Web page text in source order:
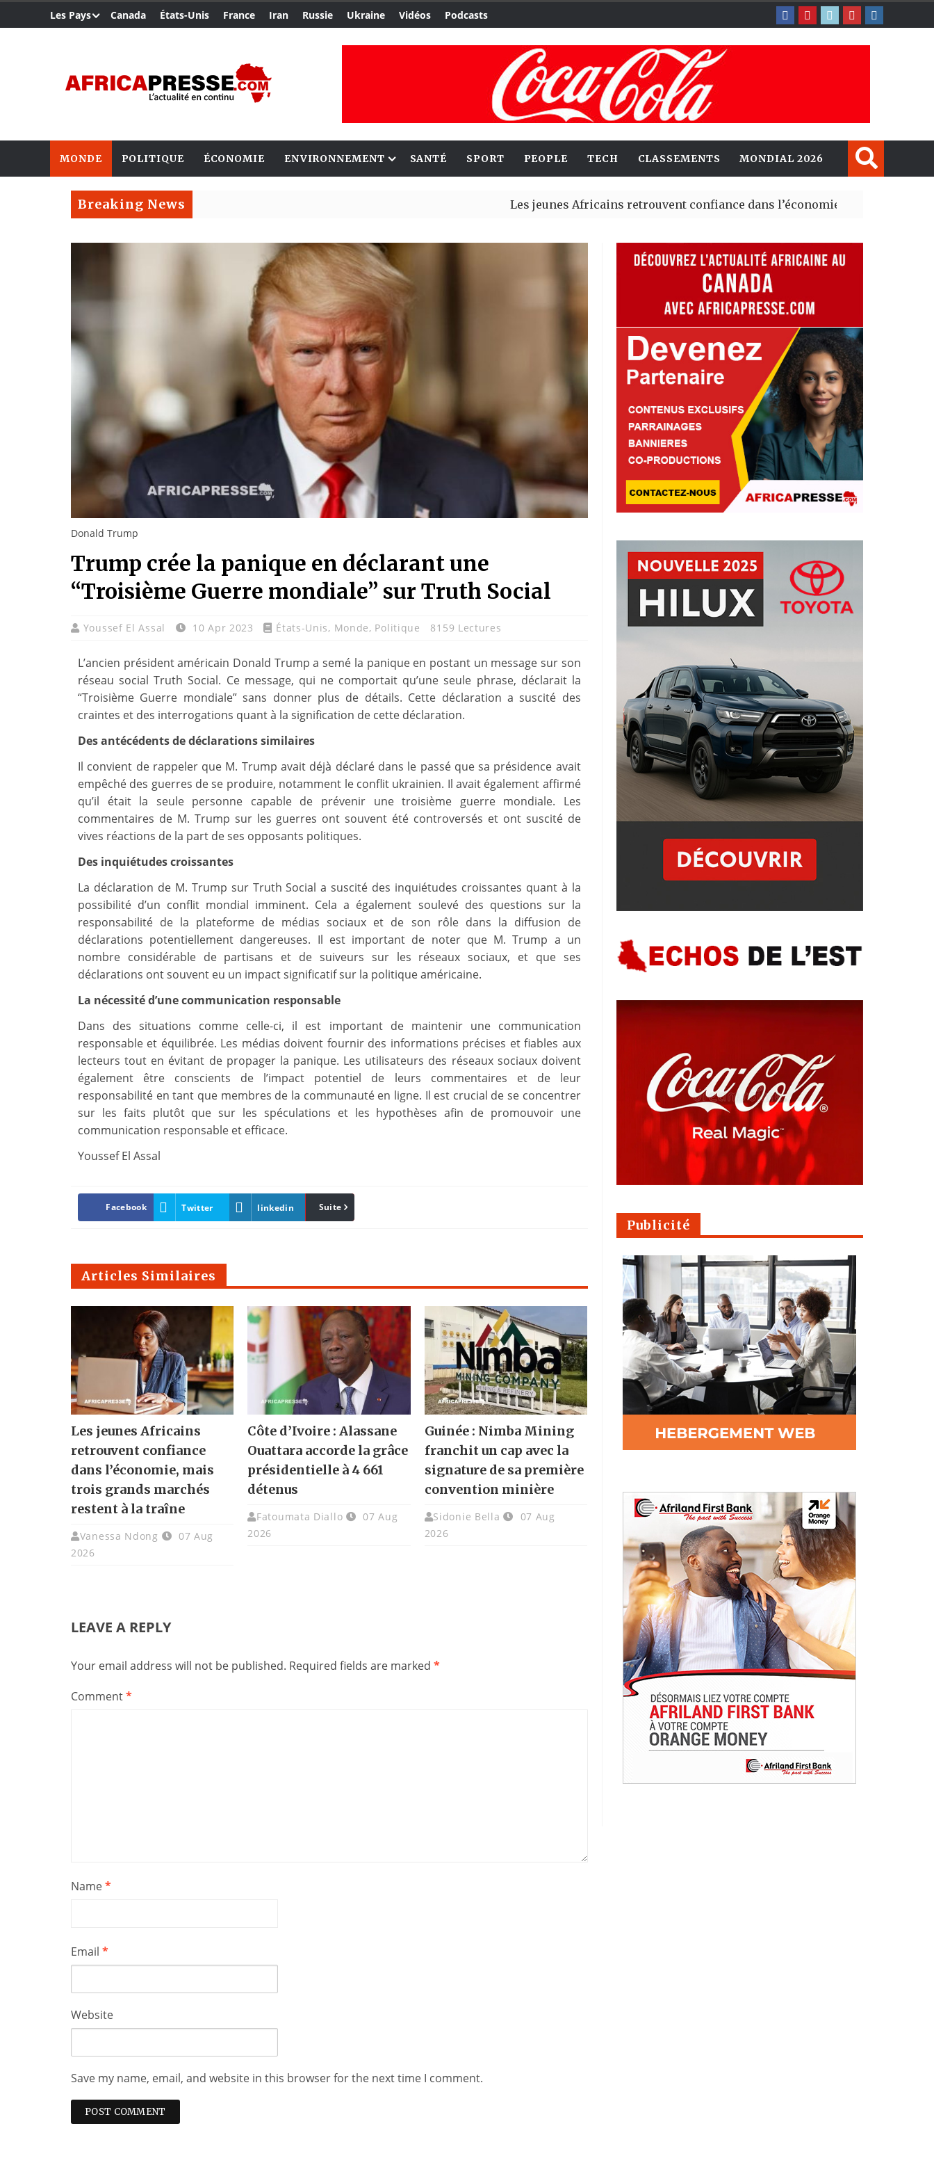
Les Pays Canada États-Unis France Iran Russie Ukraine Vidéos Podcasts
MONDE POLITIQUE ÉCONOMIE ENVIRONNEMENT SANTÉ SPORT PEOPLE TECH CLASSEMENTS MONDIAL 2026
Breaking News Les jeunes Africains retrouvent confiance dans l’économie, mais trois grands
Donald Trump
Trump crée la panique en déclarant une
“Troisième Guerre mondiale” sur Truth Social
Youssef El Assal 10 Apr 2023 États-Unis, Monde, Politique 8159 Lectures
L’ancien président américain Donald Trump a semé la panique en postant un message sur son
réseau social Truth Social. Ce message, qui ne comportait qu’une seule phrase, déclarait la
“Troisième Guerre mondiale” sans donner plus de détails. Cette déclaration a suscité des
craintes et des interrogations quant à la signification de cette déclaration.
Des antécédents de déclarations similaires
Il convient de rappeler que M. Trump avait déjà déclaré dans le passé que sa présidence avait
empêché des guerres de se produire, notamment le conflit ukrainien. Il avait également affirmé
qu’il était la seule personne capable de prévenir une troisième guerre mondiale. Les
commentaires de M. Trump sur les guerres ont souvent été controversés et ont suscité de
vives réactions de la part de ses opposants politiques.
Des inquiétudes croissantes
La déclaration de M. Trump sur Truth Social a suscité des inquiétudes croissantes quant à la
possibilité d’un conflit mondial imminent. Cela a également soulevé des questions sur la
responsabilité de la plateforme de médias sociaux et de son rôle dans la diffusion de
déclarations potentiellement dangereuses. Il est important de noter que M. Trump a un
nombre considérable de partisans et de suiveurs sur les réseaux sociaux, et que ses
déclarations ont souvent eu un impact significatif sur la politique américaine.
La nécessité d’une communication responsable
Dans des situations comme celle-ci, il est important de maintenir une communication
responsable et équilibrée. Les médias doivent fournir des informations précises et fiables aux
lecteurs tout en évitant de propager la panique. Les utilisateurs des réseaux sociaux doivent
également être conscients de l’impact potentiel de leurs commentaires et de leur
responsabilité en tant que membres de la communauté en ligne. Il est crucial de se concentrer
sur les faits plutôt que sur les spéculations et les hypothèses afin de promouvoir une
communication responsable et efficace.
Youssef El Assal
Facebook Twitter linkedin Pinterest
Suite
Articles Similaires
Les jeunes Africains
retrouvent confiance
dans l’économie, mais
trois grands marchés
restent à la traîne
Vanessa Ndong
07 Aug
2026
Côte d’Ivoire : Alassane
Ouattara accorde la grâce
présidentielle à 4 661
détenus
Fatoumata Diallo
07 Aug
2026
Guinée : Nimba Mining
franchit un cap avec la
signature de sa première
convention minière
Sidonie Bella
07 Aug
2026
LEAVE A REPLY
Your email address will not be published. Required fields are marked *
Comment*
Name*
Email *
Website
Save my name, email, and website in this browser for the next time I comment.
Publicité